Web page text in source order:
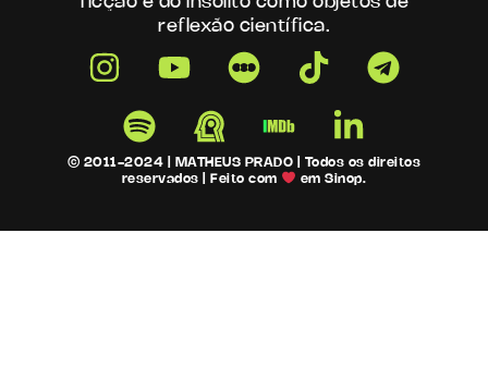
reflexão científica.
© 2011-2024 | MATHEUS PRADO | Todos os direitos
reservados | Feito com
em Sinop.